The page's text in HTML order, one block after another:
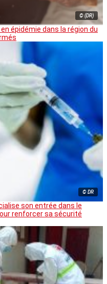
© (DR)
épidémie dans la région du
© DR
son entrée dans le
renforcer sa sécurité